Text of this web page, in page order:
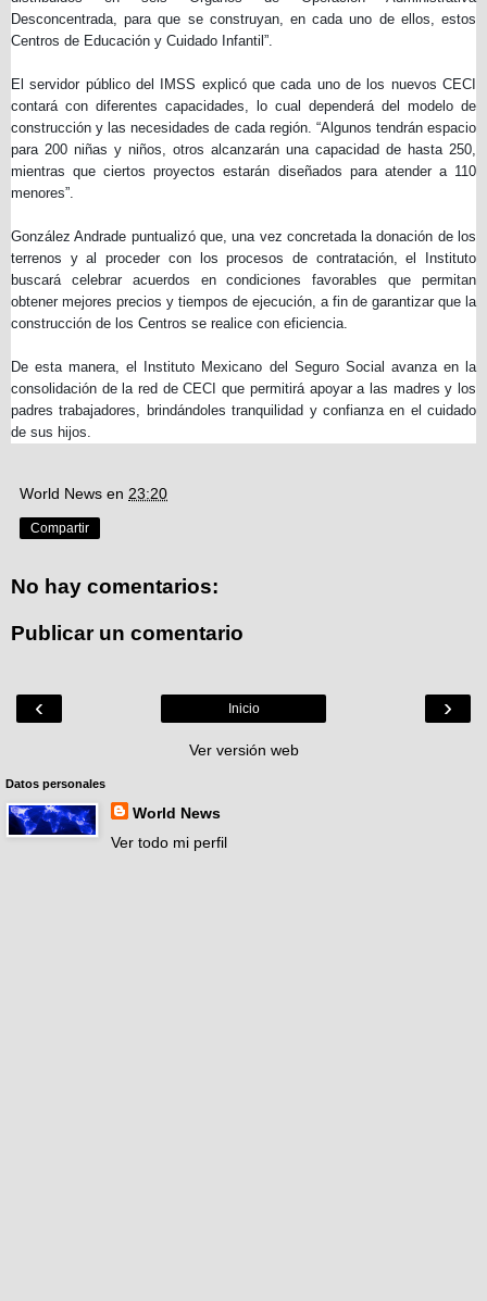
Desconcentrada, para que se construyan, en cada uno de ellos, estos
Centros de Educación y Cuidado Infantil”.
El servidor público del IMSS explicó que cada uno de los nuevos CECI
contará con diferentes capacidades, lo cual dependerá del modelo de
construcción y las necesidades de cada región. “Algunos tendrán espacio
para 200 niñas y niños, otros alcanzarán una capacidad de hasta 250,
mientras que ciertos proyectos estarán diseñados para atender a 110
menores”.
González Andrade puntualizó que, una vez concretada la donación de los
terrenos y al proceder con los procesos de contratación, el Instituto
buscará celebrar acuerdos en condiciones favorables que permitan
obtener mejores precios y tiempos de ejecución, a fin de garantizar que la
construcción de los Centros se realice con eficiencia.
De esta manera, el Instituto Mexicano del Seguro Social avanza en la
consolidación de la red de CECI que permitirá apoyar a las madres y los
padres trabajadores, brindándoles tranquilidad y confianza en el cuidado
de sus hijos.
World News en 23:20
Compartir
No hay comentarios:
Publicar un comentario
‹ ›
Inicio
Ver versión web
Datos personales
World News
Ver todo mi perfil